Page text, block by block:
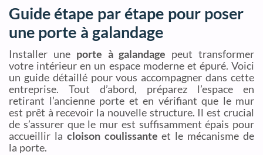
Guide étape par étape pour poser
une porte à galandage
Installer une porte à galandage peut transformer
votre intérieur en un espace moderne et épuré. Voici
un guide détaillé pour vous accompagner dans cette
entreprise. Tout d’abord, préparez l’espace en
retirant l’ancienne porte et en vérifiant que le mur
est prêt à recevoir la nouvelle structure. Il est crucial
de s’assurer que le mur est suffisamment épais pour
accueillir la cloison coulissante et le mécanisme de
la porte.